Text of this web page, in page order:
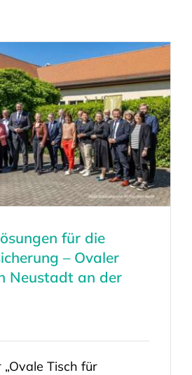
für die
– Ovaler
Neustadt an der
Tisch für